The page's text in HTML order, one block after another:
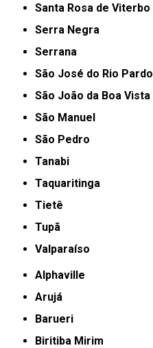
Santa Rosa de Viterbo
Serra Negra
Serrana
São José do Rio Pardo
São João da Boa Vista
São Manuel
São Pedro
Tanabi
Taquaritinga
Tietê
Tupã
Valparaíso
Alphaville
Arujá
Barueri
Biritiba Mirim